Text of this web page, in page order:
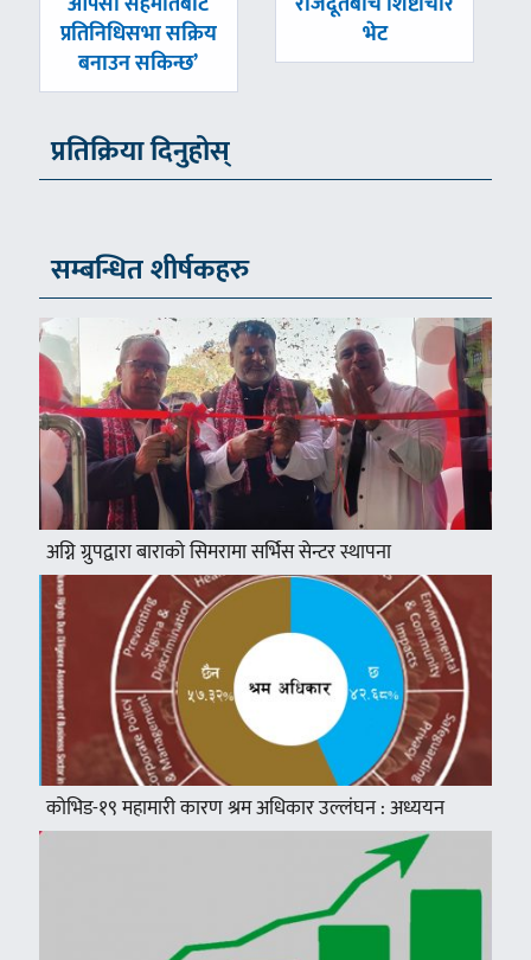
प्रतिनिधिसभा सक्रिय
बनाउन सकिन्छ’
भेट
प्रतिक्रिया दिनुहोस्
सम्बन्धित शीर्षकहरु
अग्नि ग्रुपद्वारा बाराको सिमरामा सर्भिस सेन्टर स्थापना
कोभिड-१९ महामारी कारण श्रम अधिकार उल्लंघन : अध्ययन